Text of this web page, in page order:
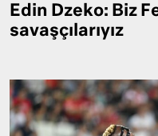
Edin Dzeko: Biz
savaşçılarıyız